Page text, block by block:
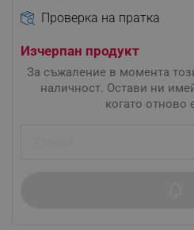
Проверка на пратка
Изчерпан продукт
За съжаление в момента
наличност. Остави ни
когато отново